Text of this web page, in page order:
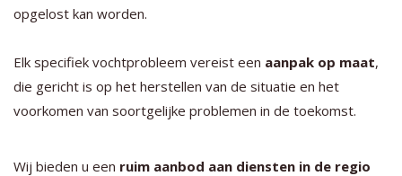
opgelost kan worden.
Elk specifiek vochtprobleem vereist een aanpak op maat,
die gericht is op het herstellen van de situatie en het
voorkomen van soortgelijke problemen in de toekomst.
Wij bieden u een ruim aanbod aan diensten in de regio